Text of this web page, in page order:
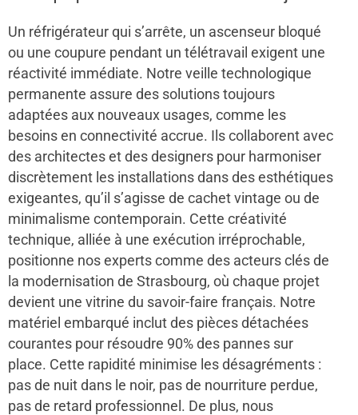
Un réfrigérateur qui s’arrête, un ascenseur bloqué
ou une coupure pendant un télétravail exigent une
réactivité immédiate. Notre veille technologique
permanente assure des solutions toujours
adaptées aux nouveaux usages, comme les
besoins en connectivité accrue. Ils collaborent avec
des architectes et des designers pour harmoniser
discrètement les installations dans des esthétiques
exigeantes, qu’il s’agisse de cachet vintage ou de
minimalisme contemporain. Cette créativité
technique, alliée à une exécution irréprochable,
positionne nos experts comme des acteurs clés de
la modernisation de Strasbourg, où chaque projet
devient une vitrine du savoir-faire français. Notre
matériel embarqué inclut des pièces détachées
courantes pour résoudre 90% des pannes sur
place. Cette rapidité minimise les désagréments :
pas de nuit dans le noir, pas de nourriture perdue,
pas de retard professionnel. De plus, nous